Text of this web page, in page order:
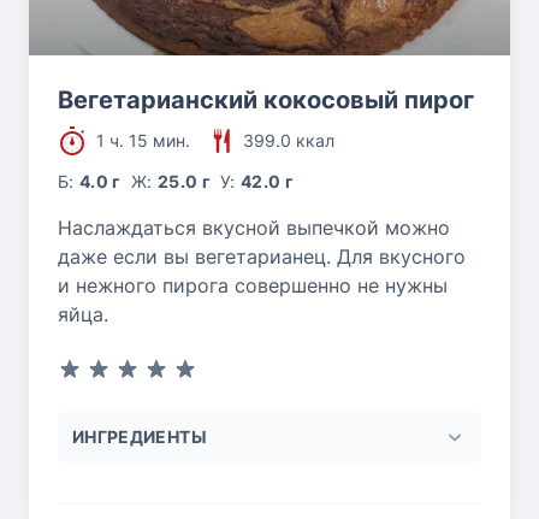
Вегетарианский кокосовый пирог
1 ч. 15 мин.
399.0 ккал
Б:4.0 г Ж: 25.0 г У:42.0 г
Наслаждаться вкусной выпечкой можно
даже если вы вегетарианец. Для вкусного
и нежного пирога совершенно не нужны
яйца.
ИНГРЕДИЕНТЫ